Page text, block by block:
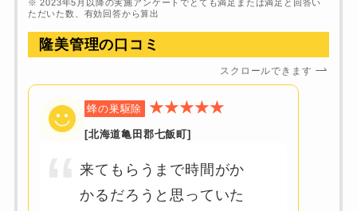
※ 2023年5月以降の実施アンケートでとても満足または満足と回答い
ただいた数、有効回答から算出
隆美管理の口コミ
スクロールできます
蜂の巣駆除 ★★★★★
[北海道亀田郡七飯町]
来てもらうまで時間がか
かるだろうと思っていた